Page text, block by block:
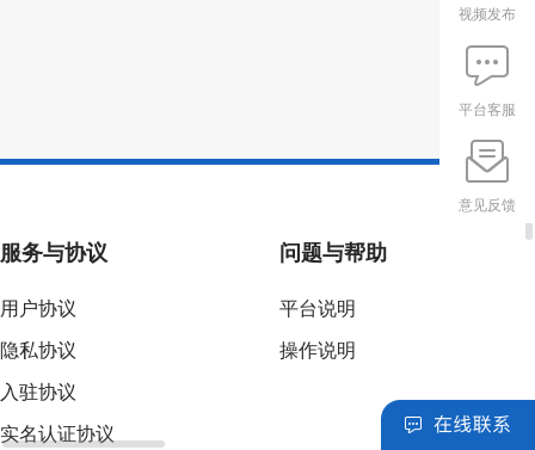
视频发布
平台客服
意见反馈
服务与协议
用户协议
隐私协议
入驻协议
实名认证协议
问题与帮助
平台说明
操作说明